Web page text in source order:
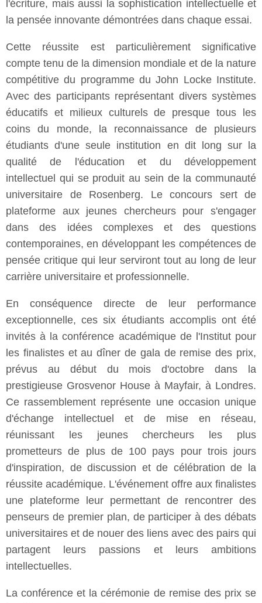
l'écriture, mais aussi la sophistication intellectuelle et
la pensée innovante démontrées dans chaque essai.
Cette réussite est particulièrement significative
compte tenu de la dimension mondiale et de la nature
compétitive du programme du John Locke Institute.
Avec des participants représentant divers systèmes
éducatifs et milieux culturels de presque tous les
coins du monde, la reconnaissance de plusieurs
étudiants d'une seule institution en dit long sur la
qualité de l'éducation et du développement
intellectuel qui se produit au sein de la communauté
universitaire de Rosenberg. Le concours sert de
plateforme aux jeunes chercheurs pour s'engager
dans des idées complexes et des questions
contemporaines, en développant les compétences de
pensée critique qui leur serviront tout au long de leur
carrière universitaire et professionnelle.
En conséquence directe de leur performance
exceptionnelle, ces six étudiants accomplis ont été
invités à la conférence académique de l'Institut pour
les finalistes et au dîner de gala de remise des prix,
prévus au début du mois d'octobre dans la
prestigieuse Grosvenor House à Mayfair, à Londres.
Ce rassemblement représente une occasion unique
d'échange intellectuel et de mise en réseau,
réunissant les jeunes chercheurs les plus
prometteurs de plus de 100 pays pour trois jours
d'inspiration, de discussion et de célébration de la
réussite académique. L'événement offre aux finalistes
une plateforme leur permettant de rencontrer des
penseurs de premier plan, de participer à des débats
universitaires et de nouer des liens avec des pairs qui
partagent leurs passions et leurs ambitions
intellectuelles.
La conférence et la cérémonie de remise des prix se